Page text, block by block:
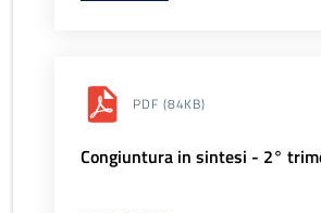
PDF (84KB)
Congiuntura in sintesi - 2°